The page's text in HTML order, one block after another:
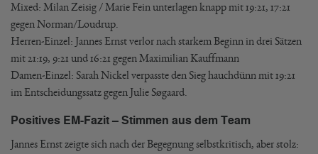
Mixed: Milan Zeisig / Marie Fein unterlagen knapp mit 19:21, 17:21
gegen Norman/Loudrup.
Herren-Einzel: Jannes Ernst verlor nach starkem Beginn in drei Sätzen
mit 21:19, 9:21 und 16:21 gegen Maximilian Kauffmann
Damen-Einzel: Sarah Nickel verpasste den Sieg hauchdünn mit 19:21
im Entscheidungssatz gegen Julie Søgaard.
Positives EM-Fazit – Stimmen aus dem Team
Jannes Ernst zeigte sich nach der Begegnung selbstkritisch, aber stolz: